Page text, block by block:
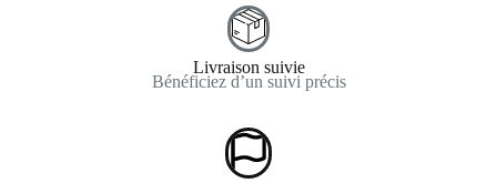
Livraison suivie
Bénéficiez d’un suivi précis